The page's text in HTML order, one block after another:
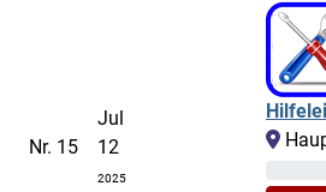
Nr. 15
Jul
12
2025